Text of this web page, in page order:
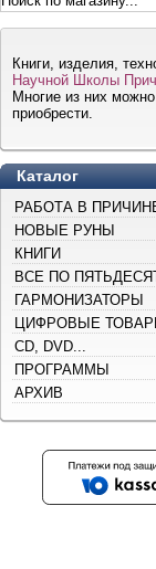
Книги, изделия,
Научной Школы
Многие из них можно
приобрести.
Каталог
РАБОТА В
НОВЫЕ РУНЫ
КНИГИ
ВСЕ ПО
ГАРМОНИЗАТОРЫ
ЦИФРОВЫЕ
CD, DVD...
ПРОГРАММЫ
АРХИВ